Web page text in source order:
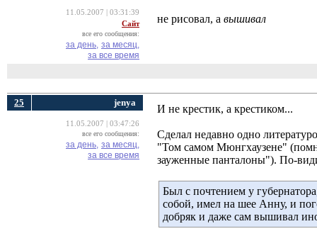
11.05.2007 | 03:31:39
Сайт
все его сообщения:
за день, за месяц,
за все время
не рисовал, а вышивал
25 jenya
11.05.2007 | 03:47:26
все его сообщения:
за день, за месяц,
за все время
И не крестик, а крестиком...
Сделал недавно одно
"Том самом Мюнгхаузене"
зауженные панталоны"). По-
Был с почтением у
собой, имел на шее Анну, и
добряк и даже сам вышивал